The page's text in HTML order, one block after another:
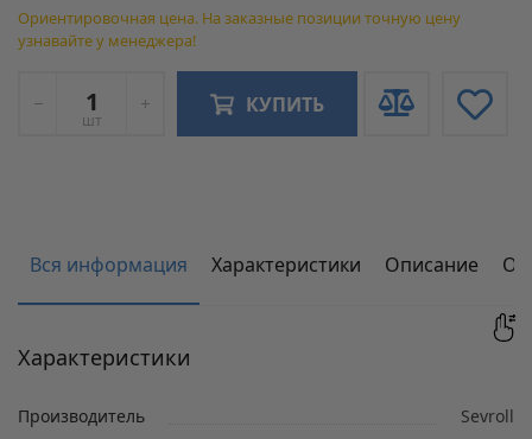
Ориентировочная цена. На заказные позиции точную цену
узнавайте у менеджера!
шт
КУПИТЬ
Вся информация Характеристики Описание
Характеристики
Производитель
Sevroll